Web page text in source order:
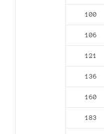
100
106
121
136
160
183